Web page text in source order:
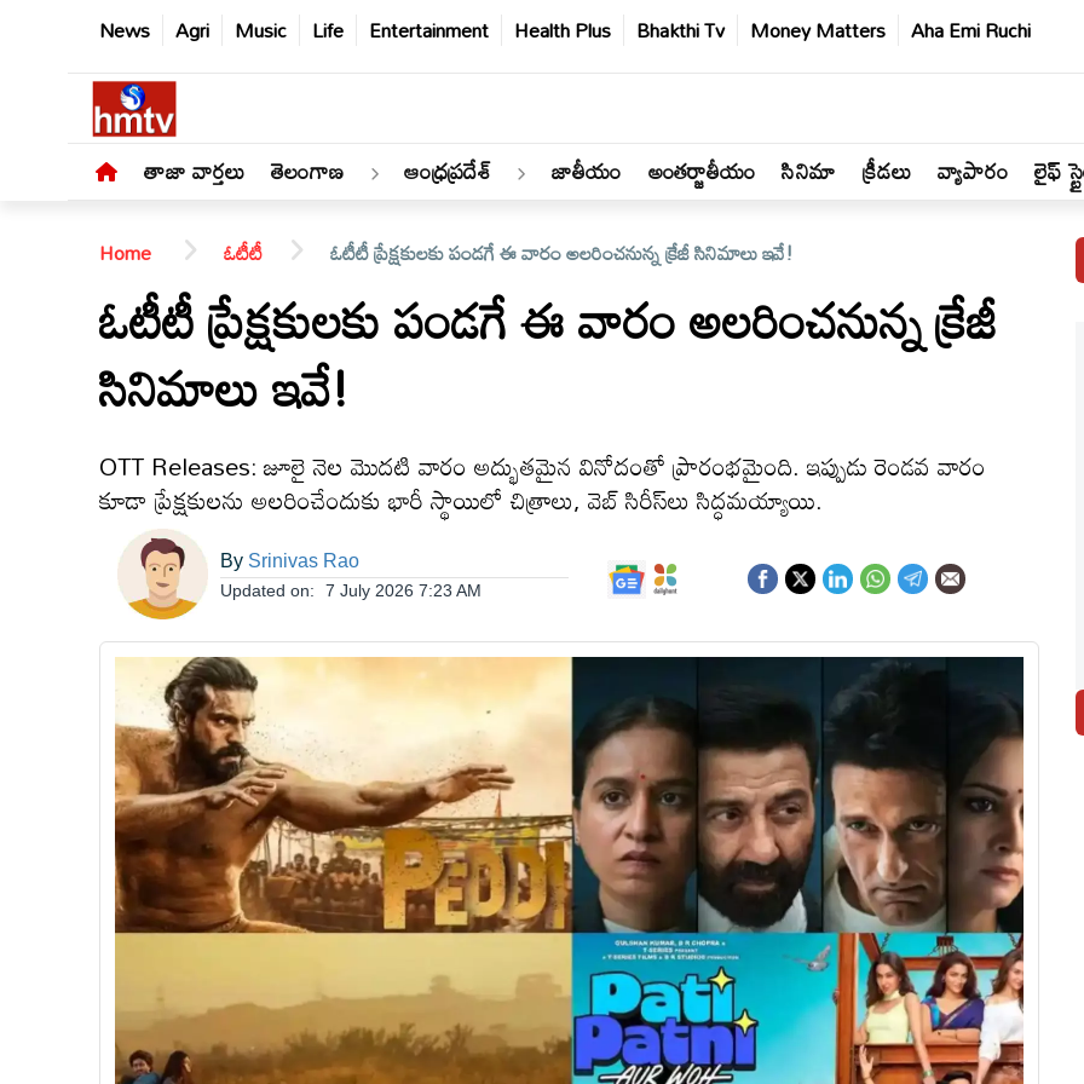
News Agri Music Life Entertainment Health Plus Bhakthi Tv Money Matters Aha Emi Ruchi
తాజా వార్తలు తెలంగాణ ఆంధ్రప్రదేశ్ జాతీయం అంతర్జాతీయం సినిమా క్రీడలు వ్యాపారం లైఫ్
తెలంగాణ
ఆంధ్రప్రదేశ్
అంతర్జాతీయం
Home ఓటీటీ ఓటీటీ ప్రేక్షకులకు పండగే ఈ వారం అలరించనున్న క్రేజీ సినిమాలు ఇవే!
ఓటీటీ ప్రేక్షకులకు పండగే ఈ వారం అలరించనున్న క్రేజీ
సినిమాలు ఇవే!
OTT Releases: జూలై నెల మొదటి వారం అద్భుతమైన వినోదంతో ప్రారంభమైంది. ఇప్పుడు రెండవ వారం
కూడా ప్రేక్షకులను అలరించేందుకు భారీ స్థాయిలో చిత్రాలు, వెబ్ సిరీస్‌లు సిద్ధమయ్యాయి.
By Srinivas Rao
Updated on: 7 July 2026 7:23 AM